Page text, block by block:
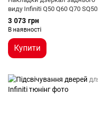
виду Infiniti Q50 Q60 Q70 SQ50
XQ30 під карбон (14-20 р.в.)
3 073 грн
В наявності
Купити